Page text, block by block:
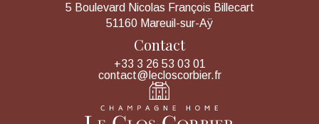
5 Boulevard Nicolas François Billecart
51160 Mareuil-sur-Aÿ
Contact
+33 3 26 53 03 01
contact@lecloscorbier.fr